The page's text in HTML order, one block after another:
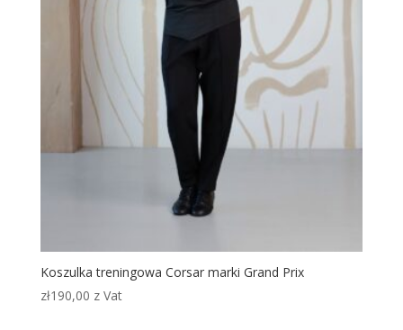
Koszulka treningowa Corsar marki Grand Prix
zł190,00 z Vat